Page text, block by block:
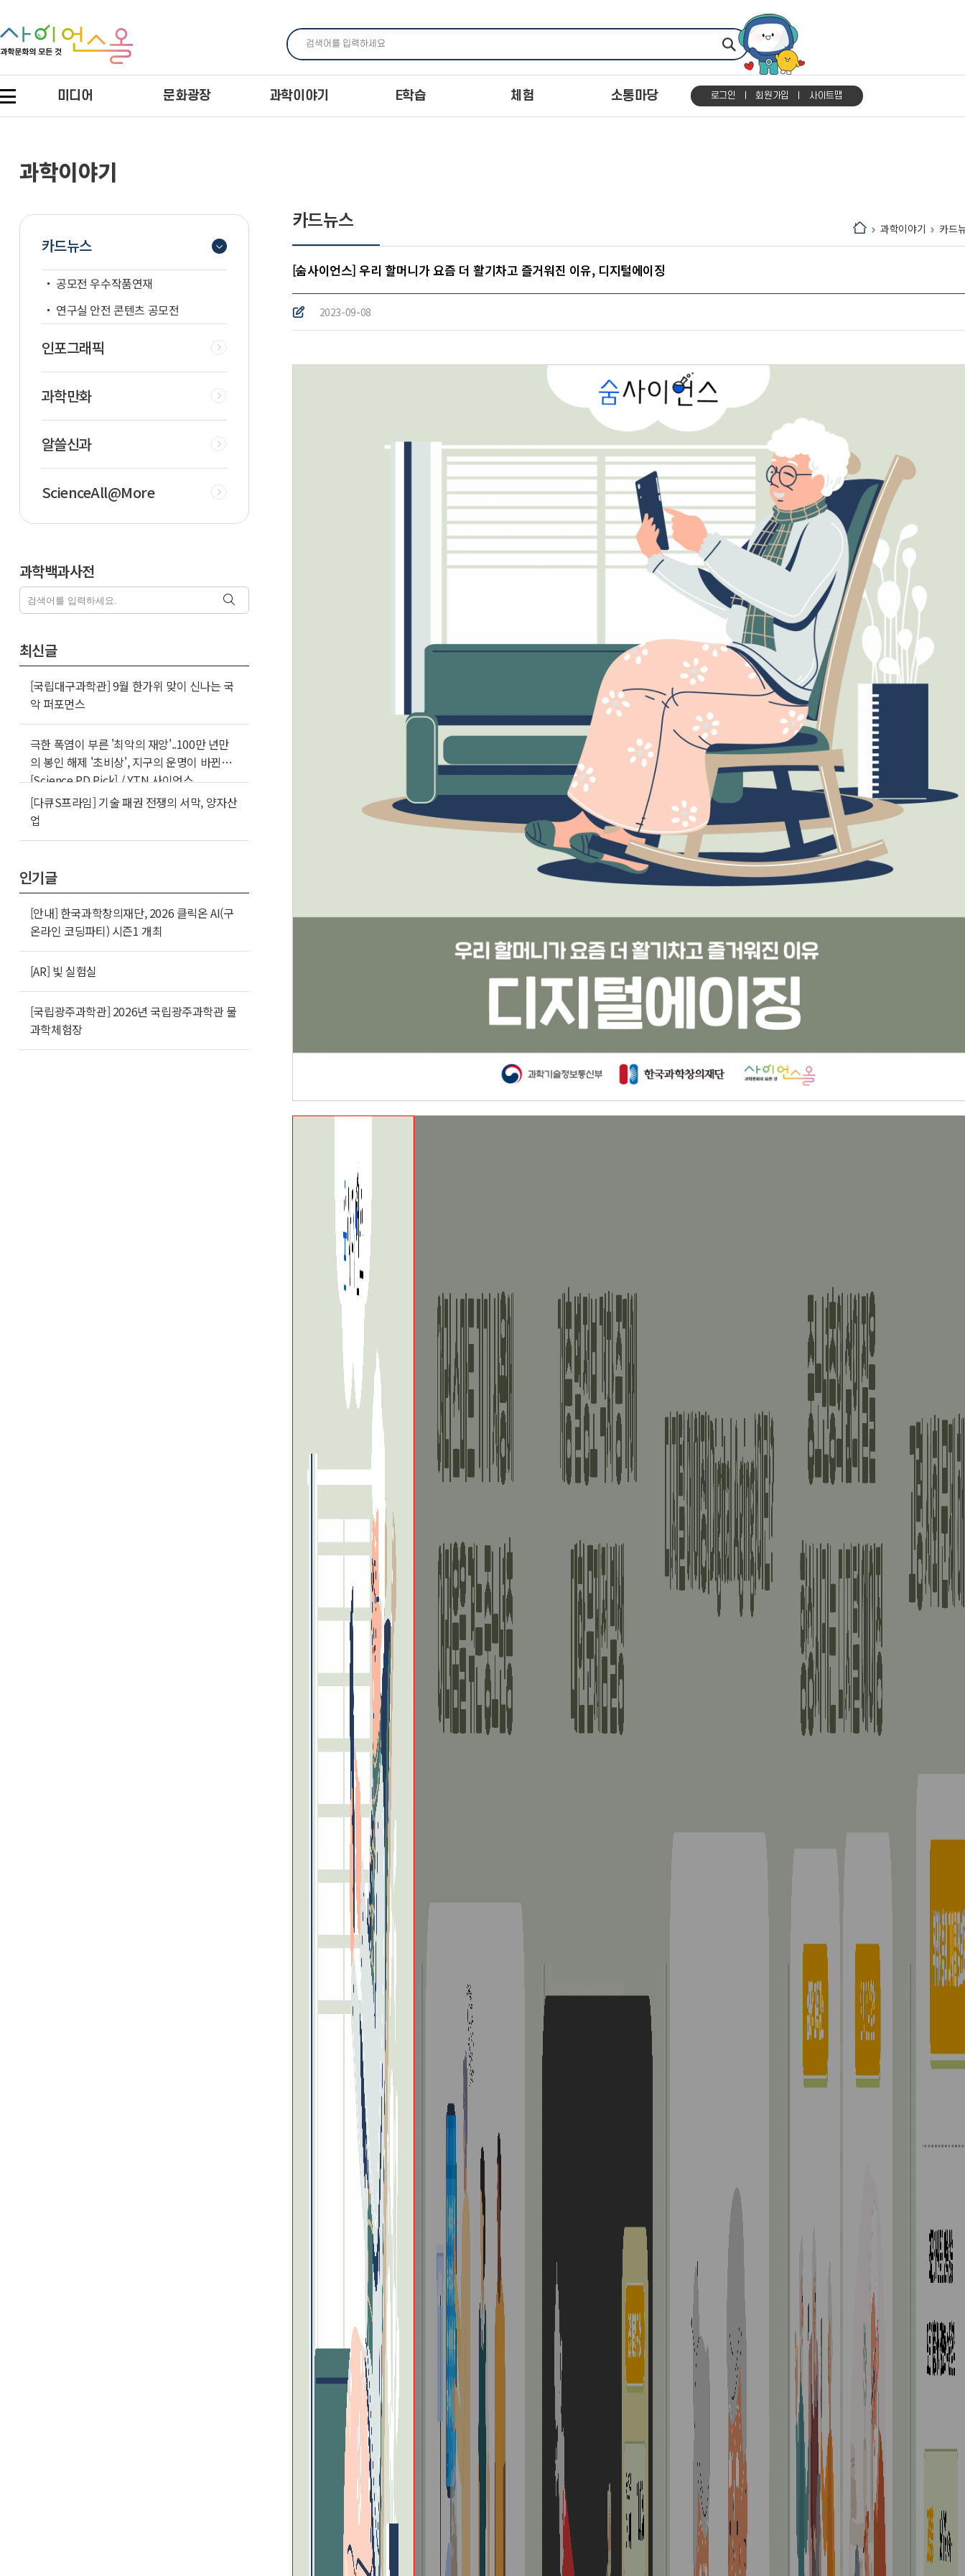
미디어 문화광장 과학이야기 E학습 체험 소통마당 로그인 회원가입 사이트맵
카드뉴스 과학이야기 카드
과학이야기
카드뉴스
공모전 우수작품연재
연구실 안전 콘텐츠 공모전
인포그래픽
과학만화
알쓸신과
ScienceAll@More
과학백과사전
최신글
[국립대구과학관] 9월 한가위 맞이 신나는 국
악 퍼포먼스
극한 폭염이 부른 '최악의 재앙'..100만 년만
의 봉인 해제 '초비상', 지구의 운명이 바뀐다
[Science PD Pick] / YTN 사이언스
[다큐S프라임] 기술 패권 전쟁의 서막, 양자산
업
인기글
[안내] 한국과학창의재단, 2026 클릭온 AI(구
온라인 코딩파티) 시즌1 개최
[AR] 빛 실험실
[국립광주과학관] 2026년 국립광주과학관 물
과학체험장
[숨사이언스] 우리 할머니가 요즘 더 활기차고 즐거워진 이유, 디지털에이징
2023-09-08